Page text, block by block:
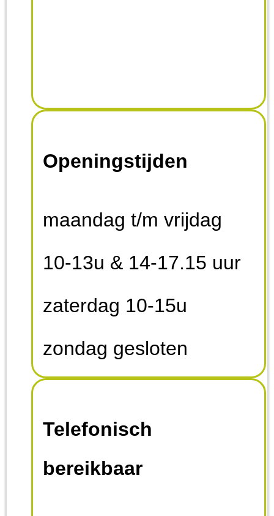
Openingstijden
maandag t/m vrijdag
10-13u & 14-17.15 uur
zaterdag 10-15u
zondag gesloten
Telefonisch
bereikbaar